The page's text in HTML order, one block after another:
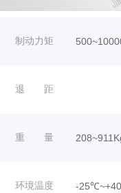
制动力矩
退 距
重 量
环境温度 -